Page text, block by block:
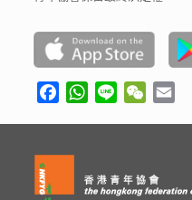
FacebookWhatsApp
Line WeChat